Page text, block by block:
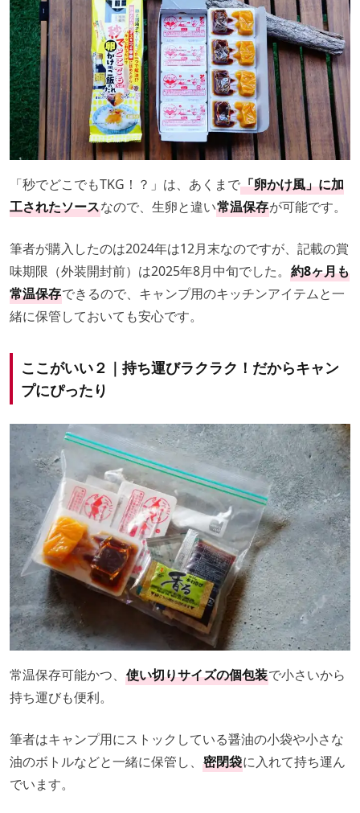
「秒でどこでもTKG！？」は、あくまで「卵かけ風」に加
工されたソースなので、生卵と違い常温保存が可能です。
筆者が購入したのは2024年は12月末なのですが、記載の賞
味期限（外装開封前）は2025年8月中旬でした。 約8ヶ月も
常温保存できるので、キャンプ用のキッチンアイテムと一
緒に保管しておいても安心です。
ここがいい２｜持ち運びラクラク！だからキャン
プにぴったり
常温保存可能かつ、 使い切りサイズの個包装で小さいから
持ち運びも便利。
筆者はキャンプ用にストックしている醤油の小袋や小さな
油のボトルなどと一緒に保管し、 密閉袋に入れて持ち運ん
でいます。